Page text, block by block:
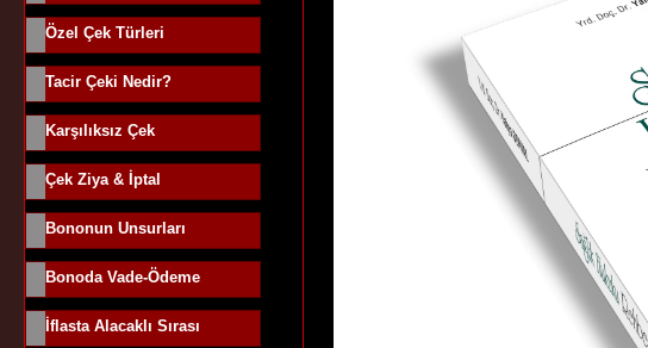
Özel Çek Türleri
Tacir Çeki Nedir?
Karşılıksız Çek
Çek Ziya & İptal
Bononun Unsurları
Bonoda Vade-Ödeme
İflasta Alacaklı Sırası